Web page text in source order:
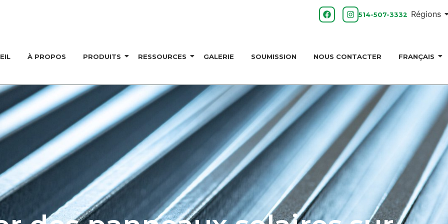
514-507-3332 Régions
À PROPOS PRODUITS RESSOURCES GALERIE SOUMISSION NOUS CONTACTER FRANÇAIS